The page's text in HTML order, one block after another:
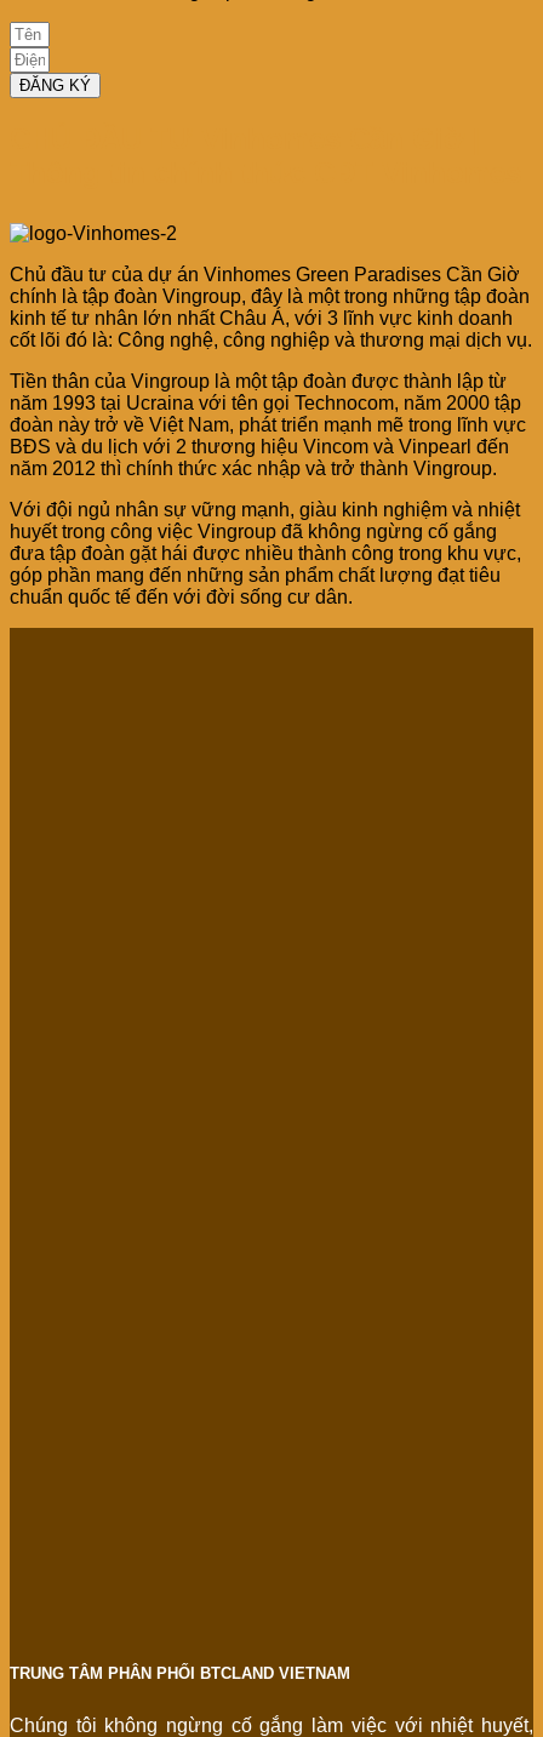
ĐĂNG KÝ
Chủ đầu tư của dự án Vinhomes Green Paradises Cần Giờ
chính là tập đoàn Vingroup, đây là một trong những tập đoàn
kinh tế tư nhân lớn nhất Châu Á, với 3 lĩnh vực kinh doanh
cốt lõi đó là: Công nghệ, công nghiệp và thương mại dịch vụ.
Tiền thân của Vingroup là một tập đoàn được thành lập từ
năm 1993 tại Ucraina với tên gọi Technocom, năm 2000 tập
đoàn này trở về Việt Nam, phát triển mạnh mẽ trong lĩnh vực
BĐS và du lịch với 2 thương hiệu Vincom và Vinpearl đến
năm 2012 thì chính thức xác nhập và trở thành Vingroup.
Với đội ngủ nhân sự vững mạnh, giàu kinh nghiệm và nhiệt
huyết trong công việc Vingroup đã không ngừng cố gắng
đưa tập đoàn gặt hái được nhiều thành công trong khu vực,
góp phần mang đến những sản phẩm chất lượng đạt tiêu
chuẩn quốc tế đến với đời sống cư dân.
TRUNG TÂM PHÂN PHỐI BTCLAND VIETNAM
Chúng tôi không ngừng cố gắng làm việc với nhiệt huyết,